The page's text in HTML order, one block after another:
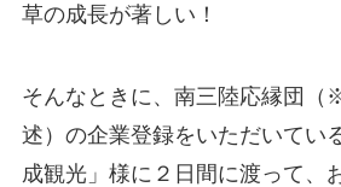
草の成長が著しい！
そんなときに、南三陸応縁団
述）の企業登録をいただいて
成観光」様に２日間に渡って、